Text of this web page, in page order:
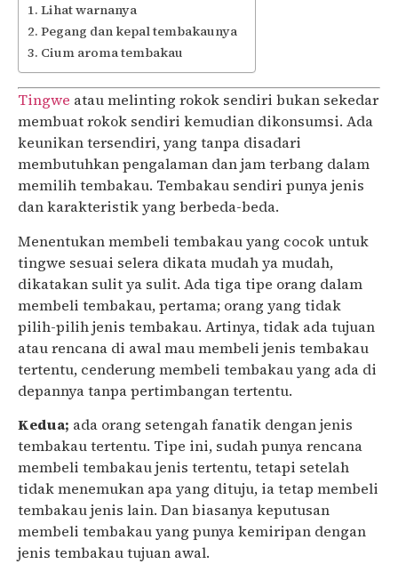
Lihat warnanya
Pegang dan kepal tembakaunya
Cium aroma tembakau
Tingwe atau melinting rokok sendiri bukan sekedar
membuat rokok sendiri kemudian dikonsumsi. Ada
keunikan tersendiri, yang tanpa disadari
membutuhkan pengalaman dan jam terbang dalam
memilih tembakau. Tembakau sendiri punya jenis
dan karakteristik yang berbeda-beda.
Menentukan membeli tembakau yang cocok untuk
tingwe sesuai selera dikata mudah ya mudah,
dikatakan sulit ya sulit. Ada tiga tipe orang dalam
membeli tembakau, pertama; orang yang tidak
pilih-pilih jenis tembakau. Artinya, tidak ada tujuan
atau rencana di awal mau membeli jenis tembakau
tertentu, cenderung membeli tembakau yang ada di
depannya tanpa pertimbangan tertentu.
Kedua; ada orang setengah fanatik dengan jenis
tembakau tertentu. Tipe ini, sudah punya rencana
membeli tembakau jenis tertentu, tetapi setelah
tidak menemukan apa yang dituju, ia tetap membeli
tembakau jenis lain. Dan biasanya keputusan
membeli tembakau yang punya kemiripan dengan
jenis tembakau tujuan awal.